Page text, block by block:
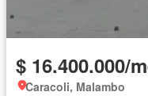
$ 16.400.000/
Caracoli, Malambo